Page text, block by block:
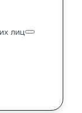
лиц